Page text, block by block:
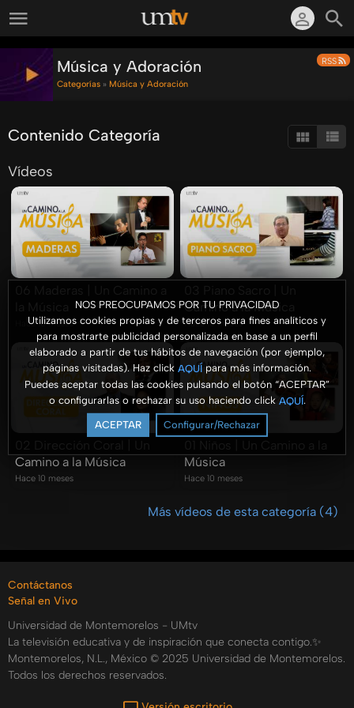
NOS PREOCUPAMOS POR TU PRIVACIDAD
Utilizamos cookies propias y de terceros para fines analíticos y
para mostrarte publicidad personalizada en base a un perfil
elaborado a partir de tus hábitos de navegación (por ejemplo,
páginas visitadas). Haz click AQUÍ para más información.
Puedes aceptar todas las cookies pulsando el botón “ACEPTAR”
o configurarlas o rechazar su uso haciendo click AQUÍ.
ACEPTAR Configurar/Rechazar
RSS
Música y Adoración
Categorías » Música y Adoración
Contenido Categoría
Vídeos
Hace 10 meses
Camino a la Música
Hace 10 meses
Camino a la Música
Hace 10 meses
Música
Hace 10 meses
Más vídeos de esta categoría (4)
Contáctanos
Señal en Vivo
Universidad de Montemorelos - UMtv
La televisión educativa y de inspiración que conecta contigo.✨
Montemorelos, N.L., México © 2025 Universidad de Montemorelos.
Todos los derechos reservados.